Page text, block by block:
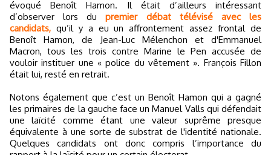
évoqué Benoît Hamon. Il était d’ailleurs intéressant
d’observer lors dupremier débat télévisé avec les
candidats, qu’il y a eu un affrontement assez frontal de
Benoît Hamon, de Jean-Luc Mélenchon et d'Emmanuel
Macron, tous les trois contre Marine le Pen accusée de
vouloir instituer une « police du vêtement ». François Fillon
était lui, resté en retrait.
Notons également que c’est un Benoît Hamon qui a gagné
les primaires de la gauche face un Manuel Valls qui défendait
une laïcité comme étant une valeur suprême presque
équivalente à une sorte de substrat de l'identité nationale.
Quelques candidats ont donc compris l’importance du